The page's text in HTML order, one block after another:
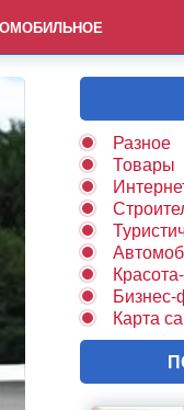
Разное
Товары
Карта